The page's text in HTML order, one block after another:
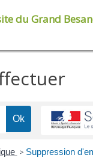
du Grand
> Suppression